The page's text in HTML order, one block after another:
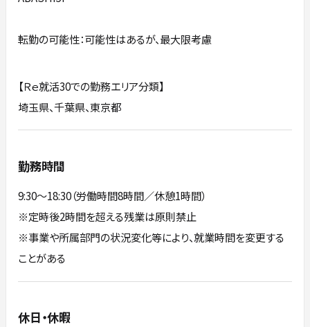
転勤の可能性：可能性はあるが、最大限考慮
【Ｒｅ就活30での勤務エリア分類】
埼玉県、千葉県、東京都
勤務時間
9:30～18:30（労働時間8時間／休憩1時間）
※定時後2時間を超える残業は原則禁止
※事業や所属部門の状況変化等により、就業時間を変更する
ことがある
休日・休暇